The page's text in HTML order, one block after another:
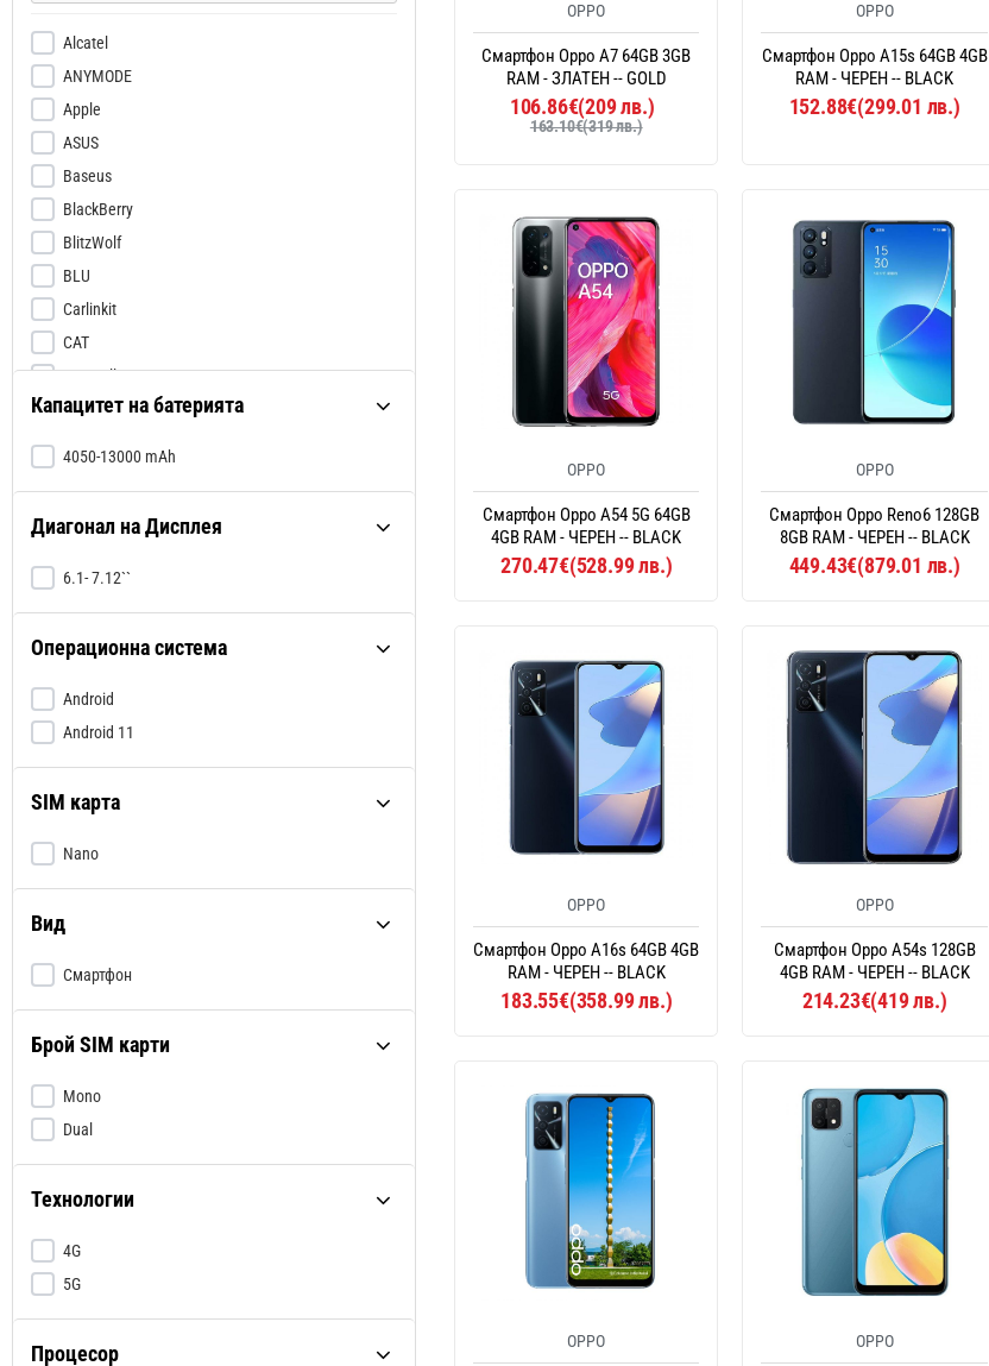
Alcatel
ANYMODE
Apple
ASUS
Baseus
BlackBerry
BlitzWolf
BLU
Carlinkit
CAT
Duracell
Essager
HMD
HTC
Huawei
LDNIO
LeEco
LG
Nokia
Noontec
OnePlus
Philips
Prestigio
Samsung
SOL
Sonim
Капацитет на батерията
4050-13000 mAh
Диагонал на Дисплея
6.1- 7.12``
Операционна система
Android
Android 11
SIM карта
Nano
Вид
Смартфон
Брой SIM карти
Mono
Dual
Технологии
4G
5G
Процесор
OPPO
Смартфон Oppo A7 64GB 3GB
RAM - ЗЛАТЕН -- GOLD
106.86€(209 лв.)
163.10€(319 лв.)
OPPO
Смартфон Oppo A15s 64GB 4GB
RAM - ЧЕРЕН -- BLACK
152.88€(299.01 лв.)
OPPO
Смартфон Oppo A54 5G 64GB
4GB RAM - ЧЕРЕН -- BLACK
270.47€(528.99 лв.)
OPPO
Смартфон Oppo Reno6 128GB
8GB RAM - ЧЕРЕН -- BLACK
449.43€(879.01 лв.)
OPPO
Смартфон Oppo A16s 64GB 4GB
RAM - ЧЕРЕН -- BLACK
183.55€(358.99 лв.)
OPPO
Смартфон Oppo A54s 128GB
4GB RAM - ЧЕРЕН -- BLACK
214.23€(419 лв.)
OPPO OPPO